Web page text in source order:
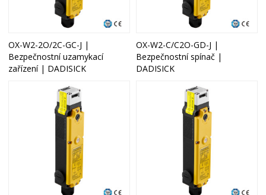
OX-W2-2O/2C-GC-J |
Bezpečnostní uzamykací
zařízení | DADISICK
OX-W2-C/C2O-GD-J |
Bezpečnostní spínač |
DADISICK